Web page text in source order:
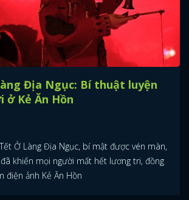
Địa Ngục: Bí thuật luyện
Kẻ Ăn Hồn
Ở Làng Địa Ngục, bí mật được vén màn,
khiến mọi người mất hết lương tri, đồng
điện ảnh Kẻ Ăn Hồn